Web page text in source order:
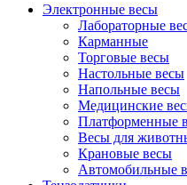
Электронные весы
Лабораторные
Карманные
Торговые весы
Настольные весы
Напольные весы
Медицинские
Платформенные
Весы для
Крановые весы
Автомобильные